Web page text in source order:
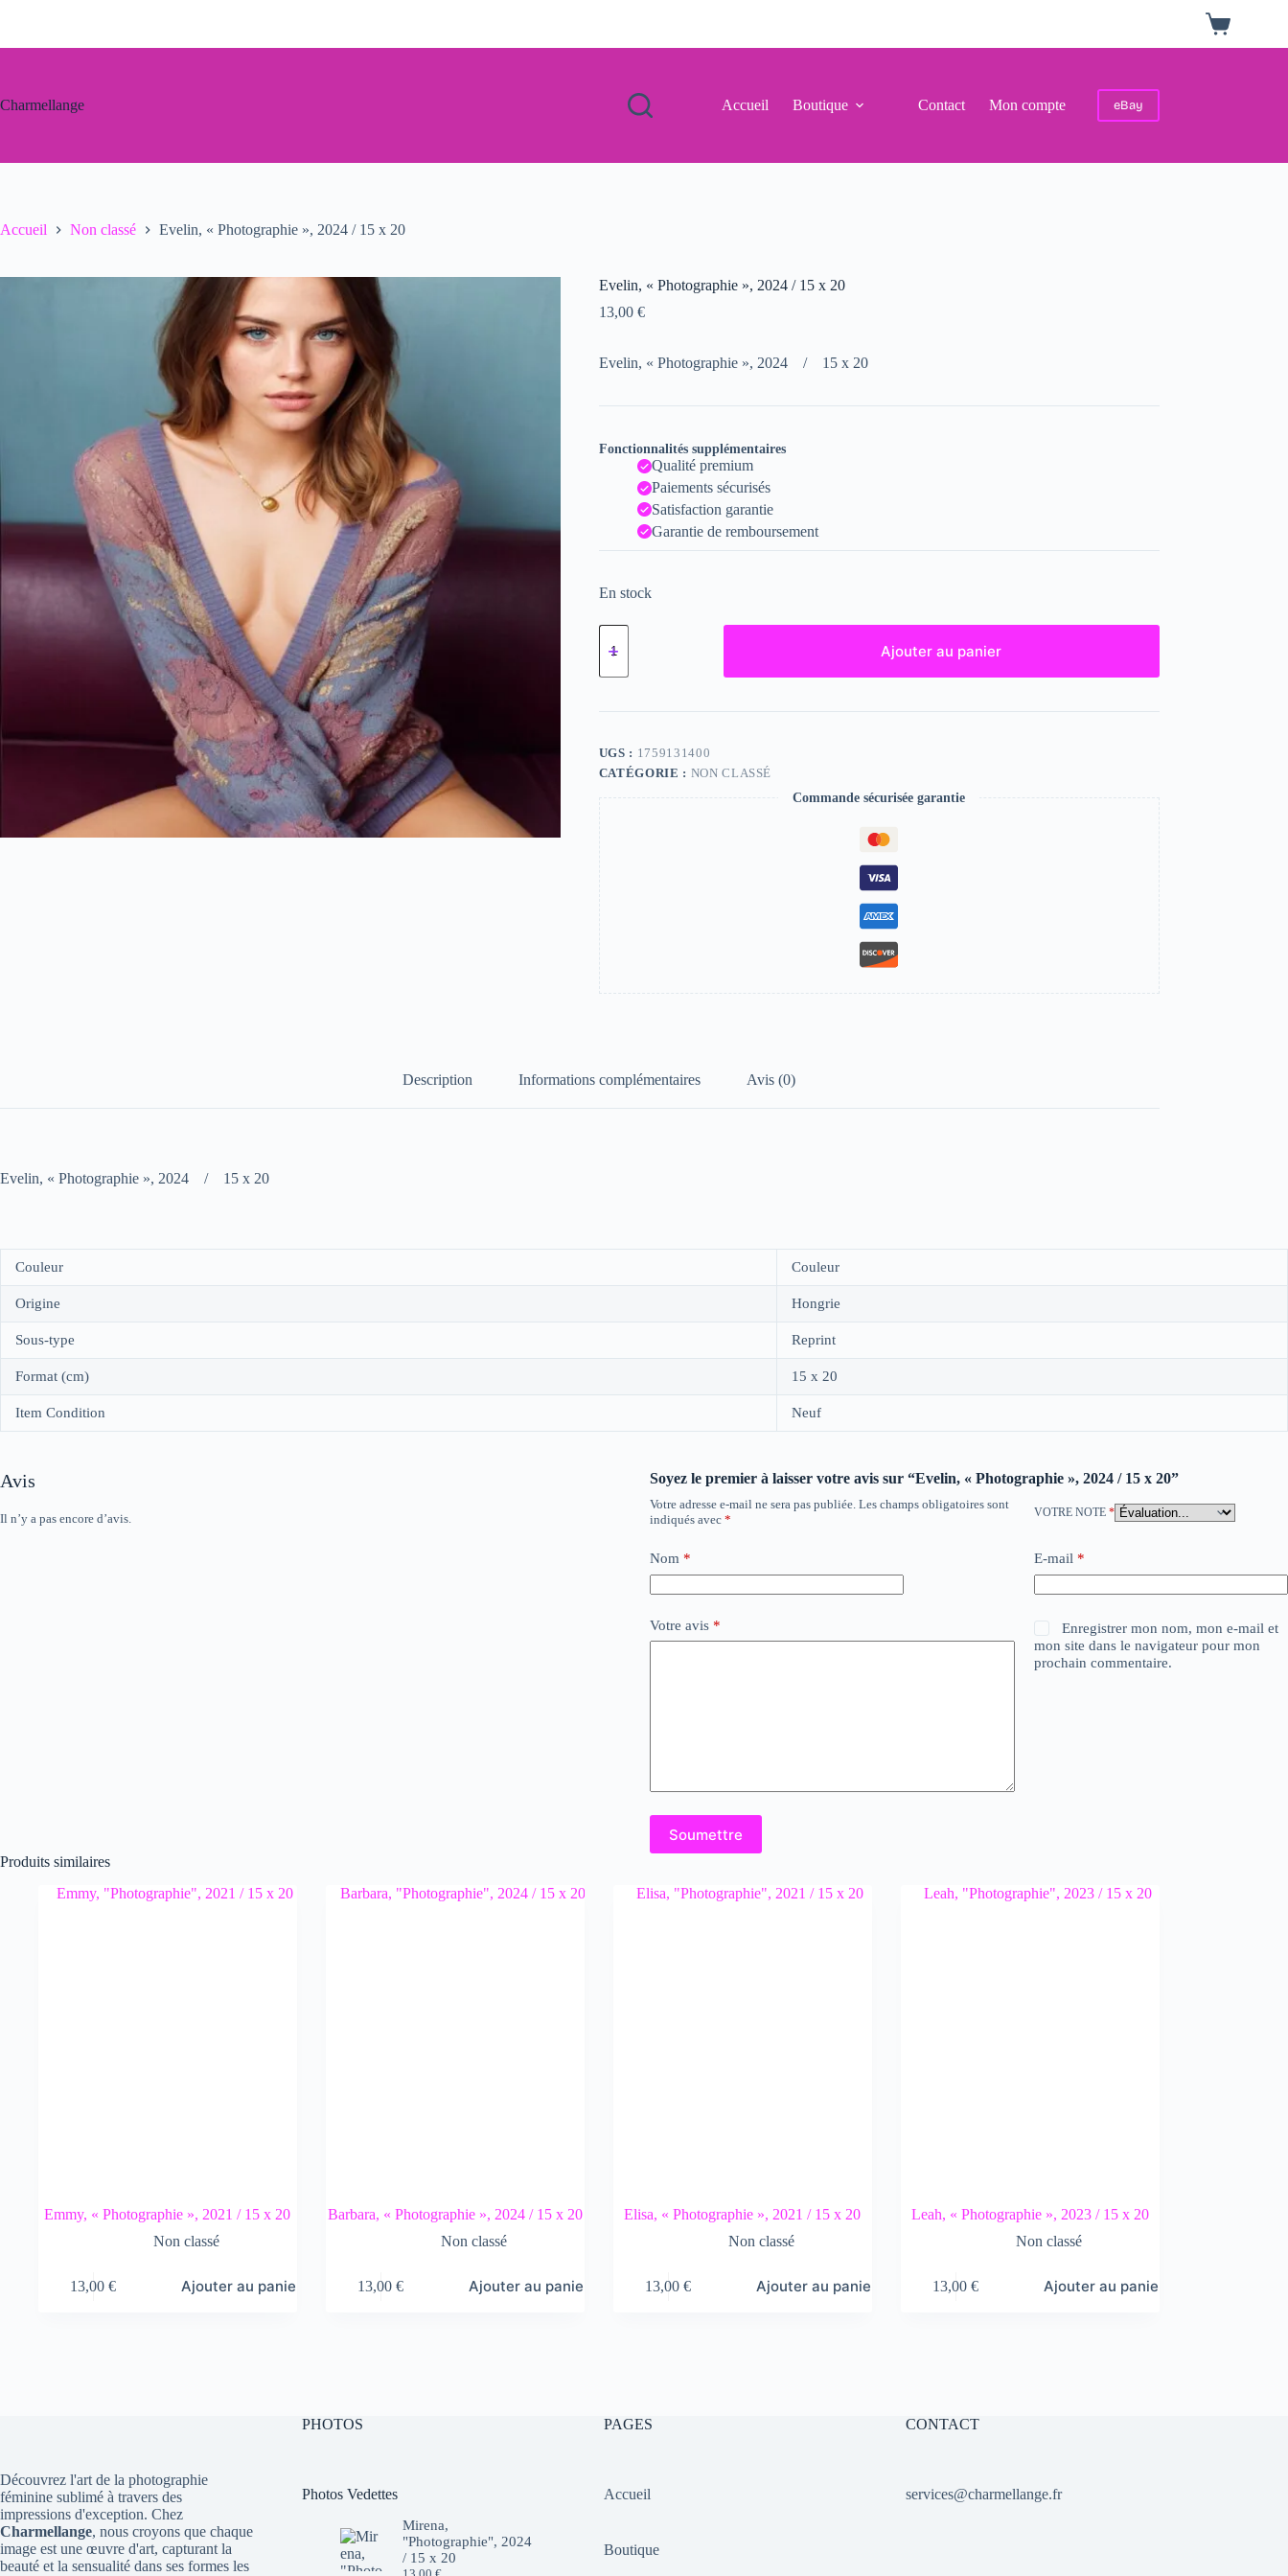
Panier
d’achat
Charmellange Accueil Boutique Contact Mon compte eBay
Accueil Non classé Evelin, « Photographie », 2024 / 15 x 20
Evelin, « Photographie », 2024 / 15 x 20
13,00 €
Evelin, « Photographie », 2024 / 15 x 20
Fonctionnalités supplémentaires
Qualité premium
Paiements sécurisés
Satisfaction garantie
Garantie de remboursement
En stock
quantité
de
"Photographie",
/
x
20
Ajouter au panier
UGS : 1759131400
CATÉGORIE : NON CLASSÉ
Commande sécurisée garantie
Description Informations complémentaires Avis (0)
Evelin, « Photographie », 2024 / 15 x 20
Couleur Couleur
Origine Hongrie
Sous-type Reprint
Format (cm) 15 x 20
Item Condition Neuf
Avis
Il n’y a pas encore d’avis.
Soyez le premier à laisser votre avis sur “Evelin, « Photographie », 2024 / 15 x 20”
Votre adresse e-mail ne sera pas publiée. Les champs obligatoires sont
indiqués avec *
VOTRE NOTE *
Nom * E-mail *
Votre avis *
Enregistrer mon nom, mon e-mail et
mon site dans le navigateur pour mon
prochain commentaire.
Soumettre
Produits similaires
Emmy, « Photographie », 2021 / 15 x 20
Non classé
13,00€ Ajouter au panier
Barbara, « Photographie », 2024 / 15 x 20
Non classé
13,00€ Ajouter au panier
Elisa, « Photographie », 2021 / 15 x 20
Non classé
13,00€ Ajouter au panier
Leah, « Photographie », 2023 / 15 x 20
Non classé
13,00€ Ajouter au panier
Découvrez l'art de la photographie
féminine sublimé à travers des
impressions d'exception. Chez
Charmellange, nous croyons que chaque
image est une œuvre d'art, capturant la
beauté et la sensualité dans ses formes les
PHOTOS
Photos Vedettes
Mirena,
"Photographie", 2024
/ 15 x 20
PAGES
Accueil
Boutique
CONTACT
services@charmellange.fr